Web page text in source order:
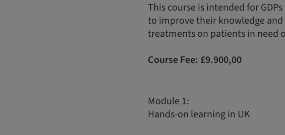
This course is intended for
to improve their knowledge and
treatments on patients in need
Course Fee: £9.900,00
Module 1:
Hands-on learning in UK